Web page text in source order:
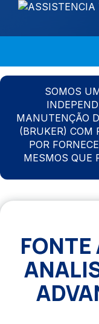
SOMOS
MANUTENÇÃO
(BRUKER) COM
POR
MESMOS QUE